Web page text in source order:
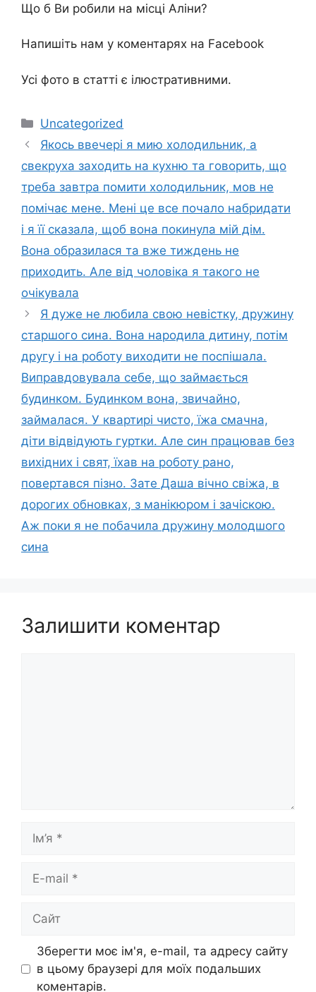
Що б Ви робили на місці Аліни?
Напишіть нам у коментарях на Facebook
Усі фото в статті є ілюстративними.
Категорії
Uncategorized
Якось ввечері я мию холодильник, а
свекруха заходить на кухню та говорить, що
треба завтра помити холодильник, мов не
помічає мене. Мені це все почало набридати
і я її сказала, щоб вона покинула мій дім.
Вона образилася та вже тиждень не
приходить. Але від чоловіка я такoго не
очікувала
Я дуже не любила свою невістку, дружину
старшого сина. Вона народила дитину, потім
другу і на роботу виходити не поспішала.
Виправдовувала себе, що займається
будинком. Будинком вона, звичайно,
займалася. У квартирі чисто, їжа смачна,
діти відвідують гуртки. Але син працював без
вихідних і свят, їхав на роботу рано,
повертався пізно. Зате Даша вічно свіжа, в
дорогих обновках, з манікюром і зачіскою.
Аж поки я не побачила дружину молодшого
сина
Залишити коментар
mail
Зберегти моє ім'я, e-mail, та адресу сайту
в цьому браузері для моїх подальших
коментарів.